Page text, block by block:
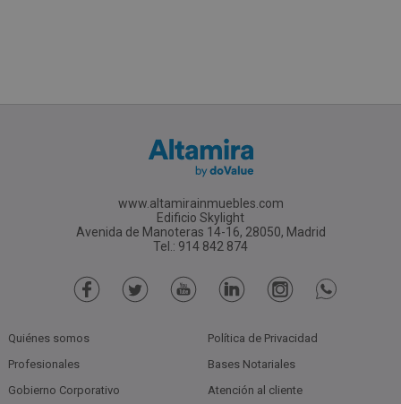
www.altamirainmuebles.com
Edificio Skylight
Avenida de Manoteras 14-16, 28050, Madrid
Tel.: 914 842 874
Quiénes somos
Profesionales
Gobierno Corporativo
Política de Privacidad
Bases Notariales
Atención al cliente